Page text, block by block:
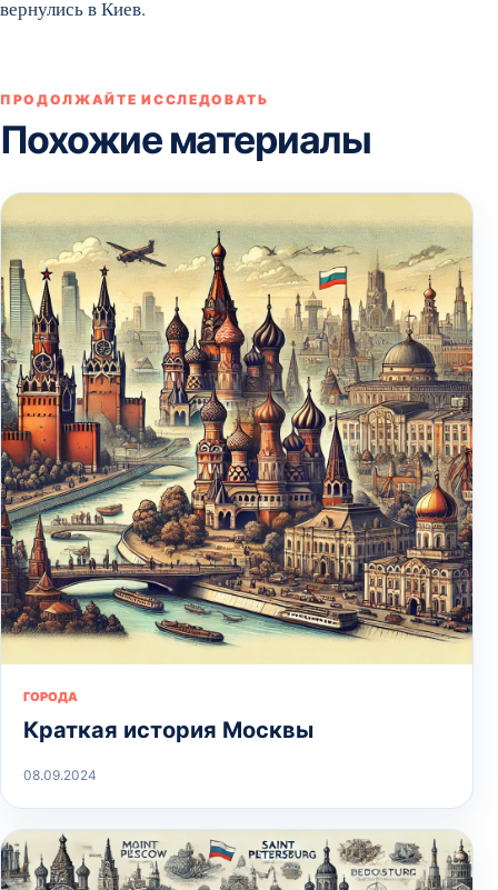
вернулись в Киев.
ПРОДОЛЖАЙТЕ ИССЛЕДОВАТЬ
Похожие материалы
ГОРОДА
Краткая история Москвы
08.09.2024